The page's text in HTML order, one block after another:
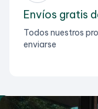
Envíos gratis
Todos nuestros
enviarse